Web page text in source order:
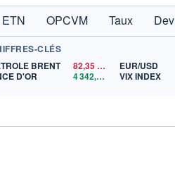
OPCVM Taux
CLÉS
BRENT
82,35$US
D'OR
4 342,26 $US
EUR/USD
VIX INDEX